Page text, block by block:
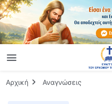
Αρχική Αναγνώσεις